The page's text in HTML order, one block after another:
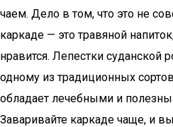
чаем. Дело в том, что это не
каркаде — это травяной
нравится. Лепестки суданской
одному из традиционных
обладает лечебными и
Заваривайте каркаде чаще, и